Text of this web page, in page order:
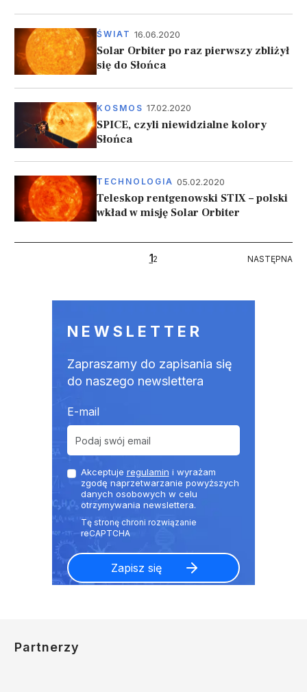
ŚWIAT 16.06.2020
Solar Orbiter po raz pierwszy zbliżył
się do Słońca
KOSMOS 17.02.2020
SPICE, czyli niewidzialne kolory
Słońca
TECHNOLOGIA 05.02.2020
Teleskop rentgenowski STIX – polski
wkład w misję Solar Orbiter
12 NASTĘPNA
NASTĘPNA
NEWSLETTER
Zapraszamy do zapisania się
do naszego newslettera
E-mail
Akceptuje regulamin i wyrażam
zgodę naprzetwarzanie powyższych
danych osobowych w celu
otrzymywania newslettera.
Partnerzy